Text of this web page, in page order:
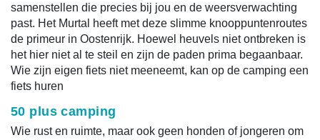
samenstellen die precies bij jou en de weersverwachting
past. Het Murtal heeft met deze slimme knooppuntenroutes
de primeur in Oostenrijk. Hoewel heuvels niet ontbreken is
het hier niet al te steil en zijn de paden prima begaanbaar.
Wie zijn eigen fiets niet meeneemt, kan op de camping een
fiets huren
50 plus camping
Wie rust en ruimte, maar ook geen honden of jongeren om